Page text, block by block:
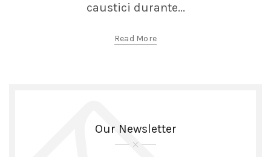
caustici durante...
Read More
Our Newsletter